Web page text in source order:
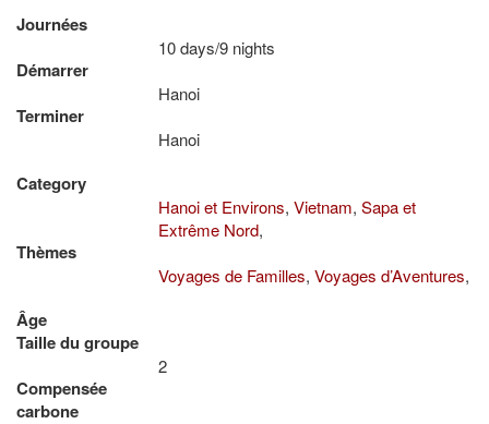
Journées
10 days/9 nights
Démarrer
Hanoi
Terminer
Hanoi
Category
Hanoi et Environs, Vietnam, Sapa et
Extrême Nord,
Thèmes
Voyages de Familles, Voyages d’Aventures,
Âge
Taille du groupe
2
Compensée
carbone